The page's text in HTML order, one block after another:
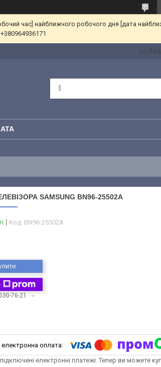
час] найближчого робочого дня [дата
ул.
SAMSUNG BN96-25502A
Код: BN96-25502A
76-21
підключені електронні платежі. Тепер ви можете